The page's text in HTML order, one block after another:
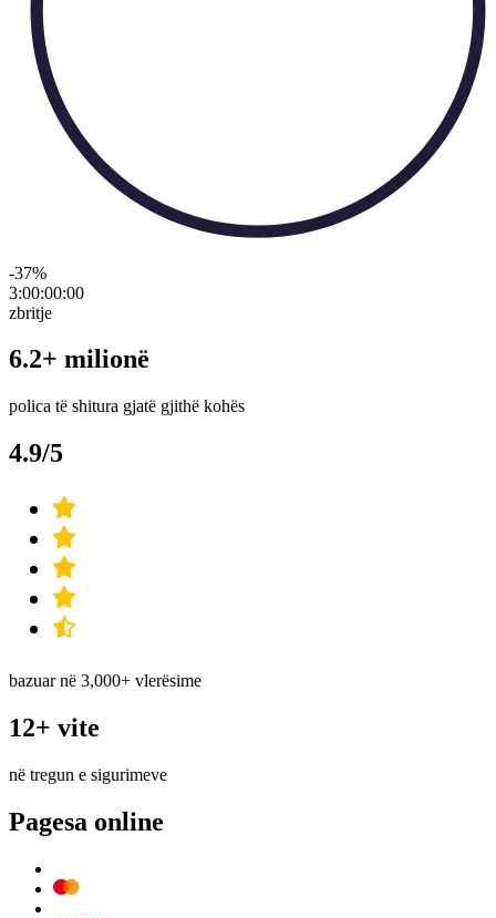
-37%
3:00:00:00
zbritje
6.2+ milionë
polica të shitura gjatë gjithë kohës
4.9/5
bazuar në 3,000+ vlerësime
12+ vite
në tregun e sigurimeve
Pagesa online